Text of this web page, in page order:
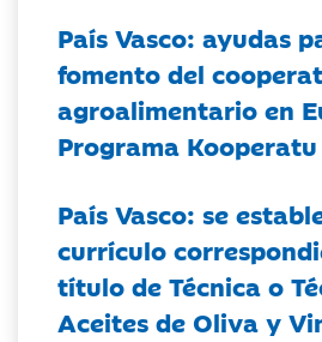
País Vasco: ayudas
fomento del
agroalimentario en
Programa
País Vasco: se
currículo
título de Técnica o
Aceites de Oliva y